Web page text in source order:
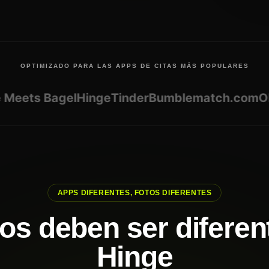
OPTIMIZADO PARA LAS APPS DE CITAS MÁS POPULARES
BagelHingeTinderBumblematch.com
APPS DIFERENTES, FOTOS DIFERENTES
deben ser
Hinge